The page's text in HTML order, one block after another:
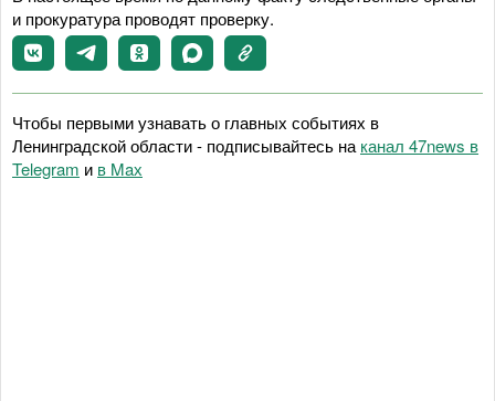
и прокуратура проводят проверку.
Чтобы первыми узнавать о главных событиях в
Ленинградской области - подписывайтесь на канал 47news в
Telegram и в Maх